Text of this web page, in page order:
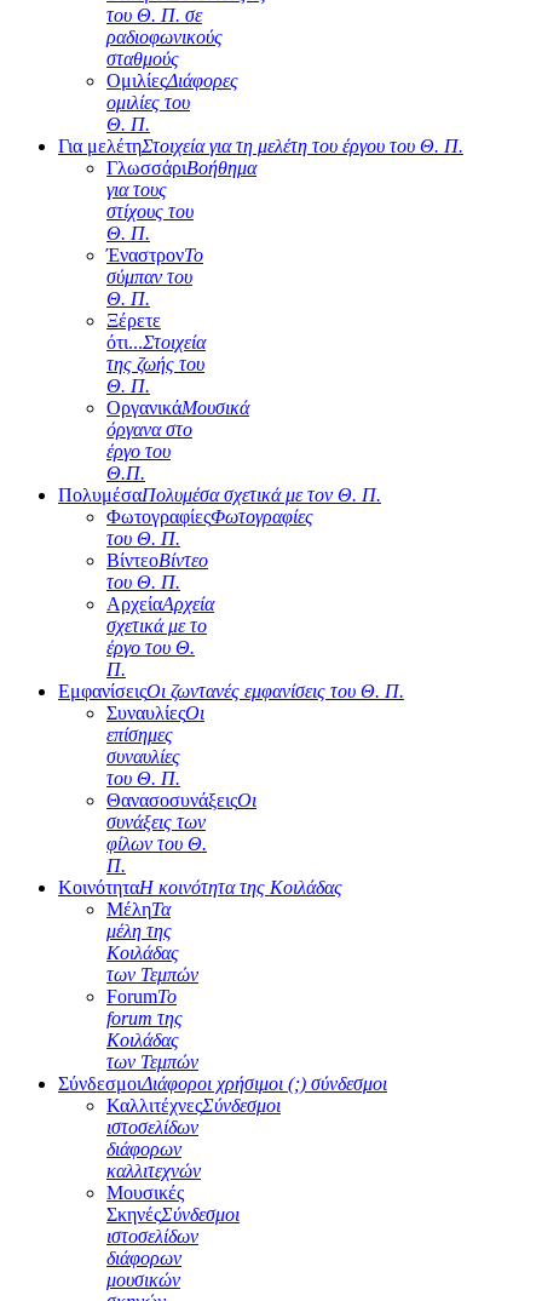
του Θ. Π. σε
ραδιοφωνικούς
σταθμούς
ΟμιλίεςΔιάφορες
ομιλίες του
Θ. Π.
Για μελέτηΣτοιχεία για τη μελέτη του έργου του Θ. Π.
ΓλωσσάριΒοήθημα
για τους
στίχους του
Θ. Π.
ΈναστρονΤο
σύμπαν του
Θ. Π.
Ξέρετε
ότι...Στοιχεία
της ζωής του
Θ. Π.
ΟργανικάΜουσικά
όργανα στο
έργο του
Θ.Π.
ΠολυμέσαΠολυμέσα σχετικά με τον Θ. Π.
ΦωτογραφίεςΦωτογραφίες
του Θ. Π.
ΒίντεοΒίντεο
του Θ. Π.
ΑρχείαΑρχεία
σχετικά με το
έργο του Θ.
Π.
ΕμφανίσειςΟι ζωντανές εμφανίσεις του Θ. Π.
ΣυναυλίεςΟι
επίσημες
συναυλίες
του Θ. Π.
ΘανασοσυνάξειςΟι
συνάξεις των
φίλων του Θ.
Π.
ΚοινότηταΗ κοινότητα της Κοιλάδας
ΜέληΤα
μέλη της
Κοιλάδας
των Τεμπών
ForumΤο
forum της
Κοιλάδας
των Τεμπών
ΣύνδεσμοιΔιάφοροι χρήσιμοι (;) σύνδεσμοι
ΚαλλιτέχνεςΣύνδεσμοι
ιστοσελίδων
διάφορων
καλλιτεχνών
Μουσικές
ΣκηνέςΣύνδεσμοι
ιστοσελίδων
διάφορων
μουσικών